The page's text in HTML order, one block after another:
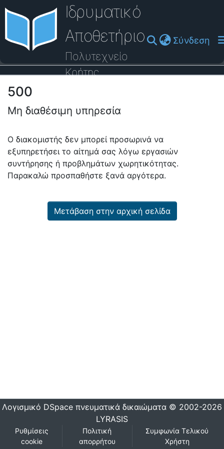
Ιδρυματικό
Αποθετήριο
Πολυτεχνείο
Κρήτης
Σύνδεση
Οδηγός Βοήθειας
500
Μη διαθέσιμη υπηρεσία
Ο διακομιστής δεν μπορεί προσωρινά να
εξυπηρετήσει το αίτημά σας λόγω εργασιών
συντήρησης ή προβλημάτων χωρητικότητας.
Παρακαλώ προσπαθήστε ξανά αργότερα.
Μετάβαση στην αρχική σελίδα
Λογισμικό DSpace πνευματικά δικαιώματα © 2002-2026
LYRASIS
Ρυθμίσεις
cookie
Πολιτική
απορρήτου
Συμφωνία Τελικού
Χρήστη